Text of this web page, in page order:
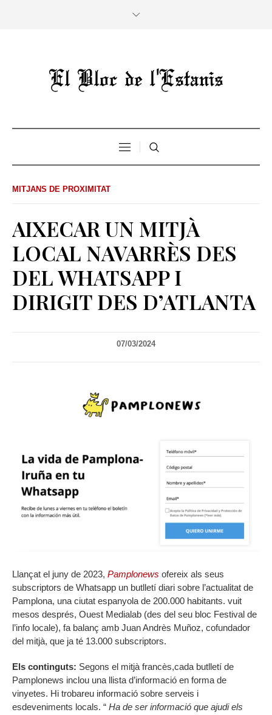
MITJANS DE PROXIMITAT
AIXECAR UN MITJÀ
LOCAL NAVARRÈS DES
DEL WHATSAPP I
DIRIGIT DES D’ATLANTA
07/03/2024
Llançat el juny de 2023, Pamplonews ofereix als seus
subscriptors de Whatsapp un butlletí diari sobre l’actualitat de
Pamplona, ​​una ciutat espanyola de 200.000 habitants. vuit
mesos després, Ouest Medialab (des del seu bloc Festival de
l’info locale), fa balanç amb Juan Andrès Muñoz, cofundador
del mitjà, que ja té 13.000 subscriptors.
Els continguts: Segons el mitjà francès,cada butlletí de
Pamplonews inclou una llista d’informació en forma de
vinyetes. Hi trobareu informació sobre serveis i
esdeveniments locals. “ Ha de ser informació que ajudi els